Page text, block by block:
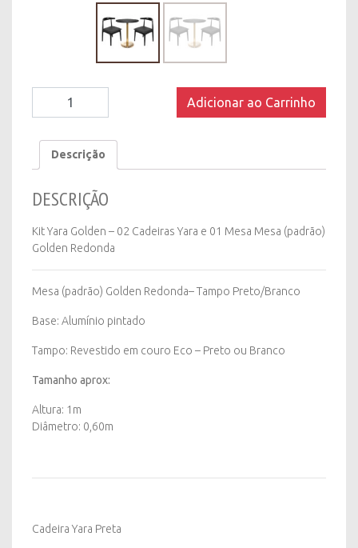
quantity
Adicionar ao Carrinho
Descrição
DESCRIÇÃO
Kit Yara Golden – 02 Cadeiras Yara e 01 Mesa Mesa (padrão)
Golden Redonda
Mesa (padrão) Golden Redonda– Tampo Preto/Branco
Base: Alumínio pintado
Tampo: Revestido em couro Eco – Preto ou Branco
Tamanho aprox:
Altura: 1m
Diâmetro: 0,60m
Cadeira Yara Preta